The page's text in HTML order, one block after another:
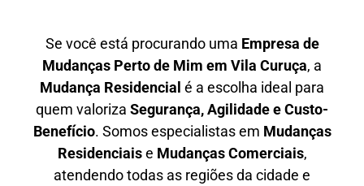
Se você está procurando uma Empresa de
Mudanças Perto de Mim em Vila Curuça, a
Mudança Residencial é a escolha ideal para
quem valoriza Segurança, Agilidade e Custo-
Benefício. Somos especialistas em Mudanças
Residenciaise Mudanças Comerciais,
atendendo todas as regiões da cidade e